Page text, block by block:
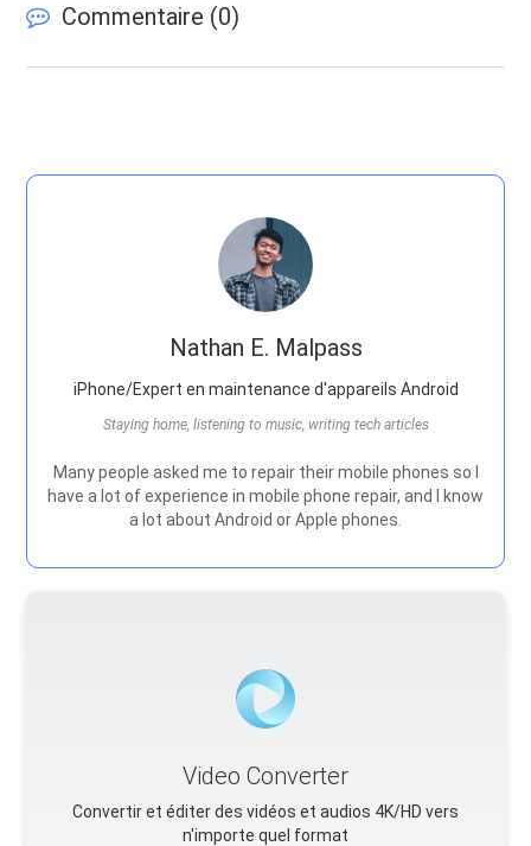
Commentaire (0)
Nathan E. Malpass
iPhone/Expert en maintenance d'appareils Android
Staying home, listening to music, writing tech articles
Many people asked me to repair their mobile phones so I
have a lot of experience in mobile phone repair, and I know
a lot about Android or Apple phones.
Video Converter
Convertir et éditer des vidéos et audios 4K/HD vers
n'importe quel format